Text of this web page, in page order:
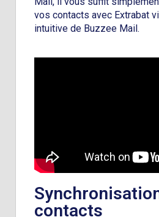
vos contacts avec Extrabat
intuitive de Buzzee Mail.
contacts